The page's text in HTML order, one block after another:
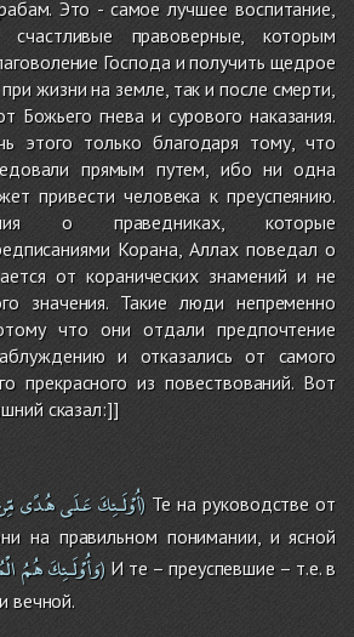
Это - самое лучшее воспитание,
правоверные, которым
Господа и получить щедрое
жизни на земле, так и после смерти,
Божьего гнева и сурового наказания.
этого только благодаря тому, что
прямым путем, ибо ни одна
привести человека к преуспеянию.
о праведниках, которые
Корана, Аллах поведал о
от коранических знамений и не
значения. Такие люди непременно
что они отдали предпочтение
и отказались от самого
прекрасного из повествований. Вот
сказал:]]
أُوْلَـئِكَعَلَىهُدًى ) Те на руководстве от
на правильном понимании, и ясной
وَأُوْلَـئِكَهُمُ )И те – преуспевшие – т.е. в
вечной.